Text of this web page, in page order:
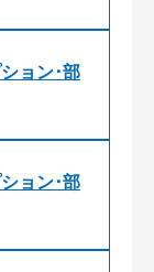
ョン･部
ョン･部